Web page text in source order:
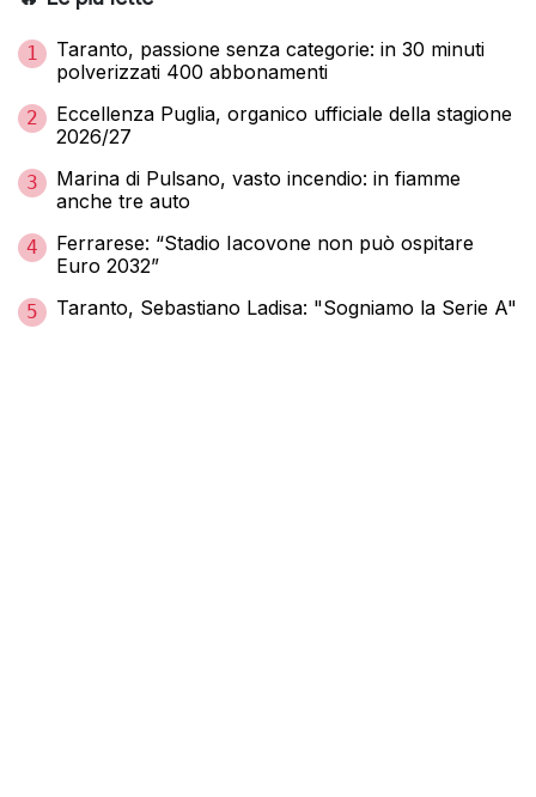
1
Taranto, passione senza categorie: in 30 minuti
polverizzati 400 abbonamenti
2
Eccellenza Puglia, organico ufficiale della stagione
2026/27
3
Marina di Pulsano, vasto incendio: in fiamme
anche tre auto
4
Ferrarese: “Stadio Iacovone non può ospitare
Euro 2032”
5 Taranto, Sebastiano Ladisa: "Sogniamo la Serie A"